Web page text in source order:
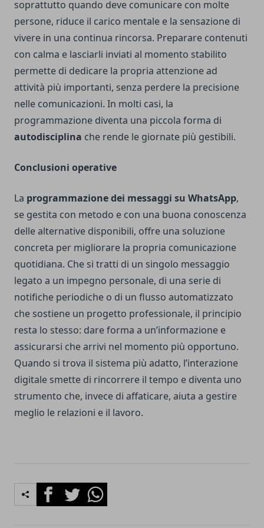
soprattutto quando deve comunicare con molte
persone, riduce il carico mentale e la sensazione di
vivere in una continua rincorsa. Preparare contenuti
con calma e lasciarli inviati al momento stabilito
permette di dedicare la propria attenzione ad
attività più importanti, senza perdere la precisione
nelle comunicazioni. In molti casi, la
programmazione diventa una piccola forma di
autodisciplina che rende le giornate più gestibili.
Conclusioni operative
La programmazione dei messaggi su WhatsApp,
se gestita con metodo e con una buona conoscenza
delle alternative disponibili, offre una soluzione
concreta per migliorare la propria comunicazione
quotidiana. Che si tratti di un singolo messaggio
legato a un impegno personale, di una serie di
notifiche periodiche o di un flusso automatizzato
che sostiene un progetto professionale, il principio
resta lo stesso: dare forma a un’informazione e
assicurarsi che arrivi nel momento più opportuno.
Quando si trova il sistema più adatto, l’interazione
digitale smette di rincorrere il tempo e diventa uno
strumento che, invece di affaticare, aiuta a gestire
meglio le relazioni e il lavoro.
FacebookTwitterWhatsapp